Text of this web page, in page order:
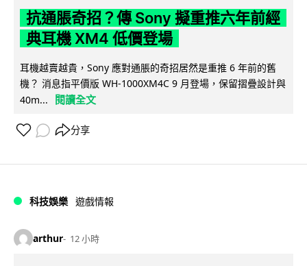
抗通脹奇招？傳 Sony 擬重推六年前經
典耳機 XM4 低價登場
耳機越賣越貴，Sony 應對通脹的奇招居然是重推 6 年前的舊
機？ 消息指平價版 WH-1000XM4C 9 月登場，保留摺疊設計與
40m...
閱讀全文
分享
科技娛樂 遊戲情報
arthur 12 小時